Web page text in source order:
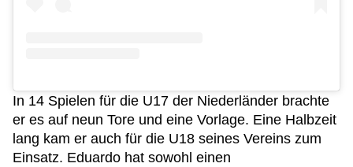
In 14 Spielen für die U17 der Niederländer brachte
er es auf neun Tore und eine Vorlage. Eine Halbzeit
lang kam er auch für die U18 seines Vereins zum
Einsatz. Eduardo hat sowohl einen